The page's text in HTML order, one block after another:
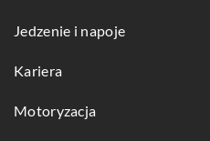
Jedzenie i napoje
Kariera
Motoryzacja